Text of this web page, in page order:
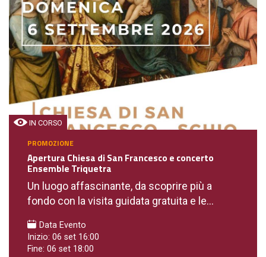
IN CORSO
PROMOZIONE
Apertura Chiesa di San Francesco e concerto
Ensemble Triquetra
Un luogo affascinante, da scoprire più a
fondo con la visita guidata gratuita e le...
Data Evento
Inizio: 06 set 16:00
Fine: 06 set 18:00